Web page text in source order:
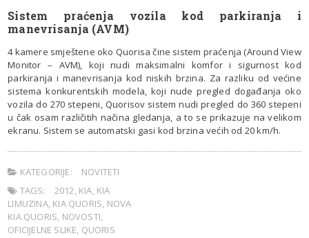
Sistem praćenja vozila kod parkiranja i
manevrisanja (AVM)
4 kamere smještene oko Quorisa čine sistem praćenja (Around View
Monitor – AVM), koji nudi maksimalni komfor i sigurnost kod
parkiranja i manevrisanja kod niskih brzina. Za razliku od većine
sistema konkurentskih modela, koji nude pregled događanja oko
vozila do 270 stepeni, Quorisov sistem nudi pregled do 360 stepeni
u čak osam različitih načina gledanja, a to se prikazuje na velikom
ekranu. Sistem se automatski gasi kod brzina većih od 20 km/h.
KATEGORIJE:
NOVITETI
TAGS:
2012, KIA, KIA
LIMUZINA, KIA QUORIS, NOVA
KIA QUORIS, NOVOSTI,
OFICIJELNE SLIKE, QUORIS